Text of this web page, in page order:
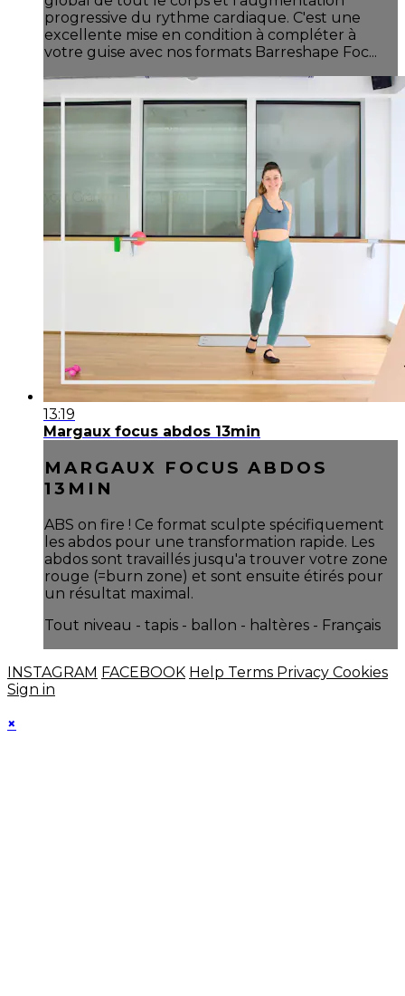
progressive du rythme cardiaque. C'est une
excellente mise en condition à compléter à
votre guise avec nos formats Barreshape Foc...
13:19
Margaux focus abdos 13min
MARGAUX FOCUS ABDOS
13MIN
ABS on fire ! Ce format sculpte spécifiquement
les abdos pour une transformation rapide. Les
abdos sont travaillés jusqu'a trouver votre zone
rouge (=burn zone) et sont ensuite étirés pour
un résultat maximal.
Tout niveau - tapis - ballon - haltères - Français
INSTAGRAM FACEBOOK Help Terms Privacy Cookies
Sign in
×